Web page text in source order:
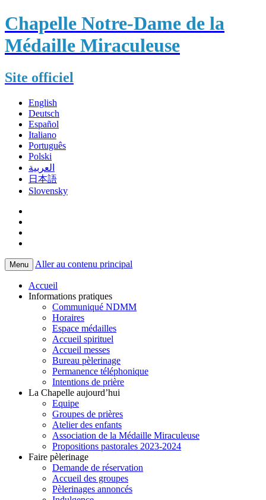
Chapelle Notre-Dame de la
Médaille Miraculeuse
Site officiel
English
Deutsch
Español
Italiano
Português
Polski
العربية
日本語
Slovensky
Menu Aller au contenu principal
Accueil
Informations pratiques
Communiqué NDMM
Horaires
Espace médailles
Accueil spirituel
Accueil messes
Bureau pèlerinage
Permanence téléphonique
Intentions de prière
La Chapelle aujourd’hui
Equipe
Groupes de prières
Atelier des enfants
Association de la Médaille Miraculeuse
Propositions pastorales 2023-2024
Faire pèlerinage
Demande de réservation
Accueil des groupes
Pèlerinages annoncés